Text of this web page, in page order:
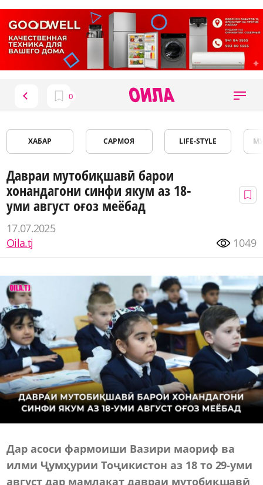
ХАБАР САРМОЯ LIFE-STYLE
Давраи мутобиқшавӣ барои
хонандагони синфи якум аз 18-
уми август оғоз меёбад
17.07.2025
Oila.tj
1049
Дар асоси фармоиши Вазири маориф ва
илми Ҷумҳурии Тоҷикистон аз 18 то 29-уми
август дар мамлакат давраи мутобиқшавӣ